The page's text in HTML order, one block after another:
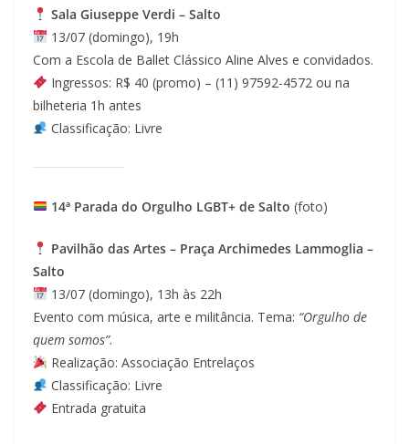
Sala Giuseppe Verdi – Salto
13/07 (domingo), 19h
Com a Escola de Ballet Clássico Aline Alves e convidados.
Ingressos: R$ 40 (promo) – (11) 97592-4572 ou na
bilheteria 1h antes
Classificação: Livre
14ª Parada do Orgulho LGBT+ de Salto (foto)
Pavilhão das Artes – Praça Archimedes Lammoglia –
Salto
13/07 (domingo), 13h às 22h
Evento com música, arte e militância. Tema: “Orgulho de
quem somos”.
Realização: Associação Entrelaços
Classificação: Livre
Entrada gratuita